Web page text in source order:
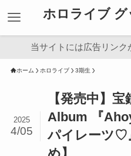
ホロライブ
当サイトには広告リン
ホーム ホロライブ 3期生
【発売中】
Album 『
パイレーツ♡
2025
4/05